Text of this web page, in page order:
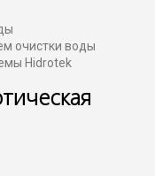
очистки воды
Hidrotek